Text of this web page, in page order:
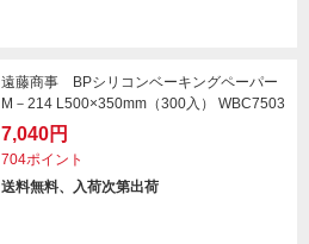
遠藤商事 BPシリコンベーキングペーパー
M－214 L500×350mm（300入） WBC7503
7,040円
704ポイント
送料無料、入荷次第出荷